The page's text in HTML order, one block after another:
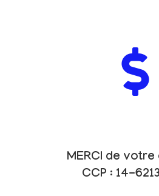
MERCI de votre
CCP : 14-